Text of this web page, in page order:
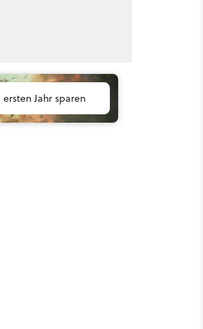
ersten Jahr sparen